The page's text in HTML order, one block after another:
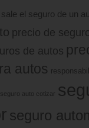
el seguro de un
precio de
de autos
autos
seguro auto cotizar
seguro